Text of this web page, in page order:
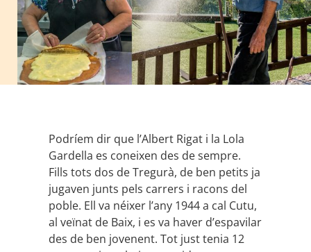
Podríem dir que l’Albert Rigat i la Lola
Gardella es coneixen des de sempre.
Fills tots dos de Tregurà, de ben petits ja
jugaven junts pels carrers i racons del
poble. Ell va néixer l’any 1944 a cal Cutu,
al veïnat de Baix, i es va haver d’espavilar
des de ben jovenent. Tot just tenia 12